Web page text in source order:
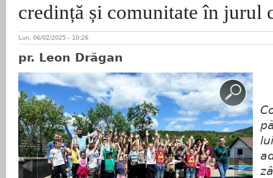
credință și comunitate în jurul
Lun, 06/02/2025 - 10:26
pr. Leon Drăgan